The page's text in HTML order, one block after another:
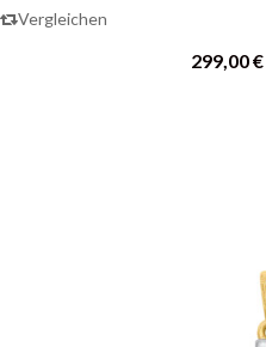
Vergleichen
299,00€